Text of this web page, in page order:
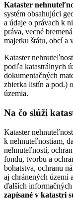
Kataster
systém obsahujúci
a údaje o právach k
práva, vecné
majetku štátu, obcí a
Kataster
podľa katastrálnych
dokumentačných
zbierka listín a pod.)
územia.
Na čo slúži
Kataster
k nehnuteľnostiam,
nehnuteľností,
fondu, tvorbu a
bohatstva, ochranu
aj chránených území
ďalších
zapísané v katastri